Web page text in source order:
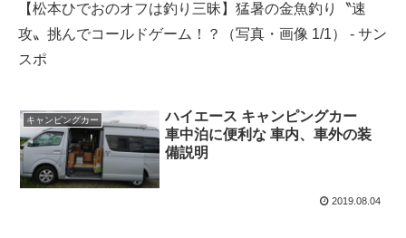
【松本ひでおのオフは釣り三昧】猛暑の金魚釣り〝速
攻〟挑んでコールドゲーム！？（写真・画像 1/1） - サン
スポ
キャンピングカー
ハイエース キャンピングカー
車中泊に便利な 車内、車外の装
備説明
2019.08.04